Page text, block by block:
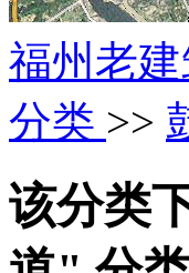
福州老
分类 >>
该分类